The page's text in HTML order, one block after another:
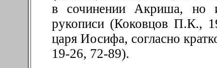
в сочинении Акриша, но
рукописи (Коковцов П.К.,
царя Иосифа, согласно
19-26, 72-89).